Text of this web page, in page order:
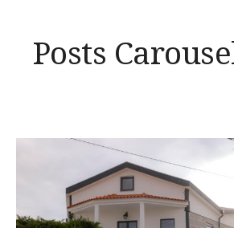
Posts